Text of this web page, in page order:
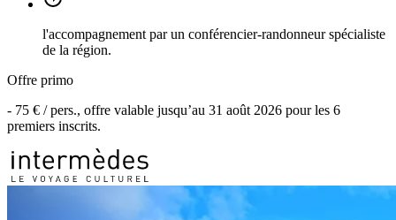
l'accompagnement par un conférencier-randonneur spécialiste
de la région.
Offre primo
- 75 € / pers., offre valable jusqu’au 31 août 2026 pour les 6
premiers inscrits.